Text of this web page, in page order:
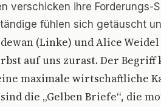
verschicken ihre Forderungs-
fühlen sich getäuscht
(Linke) und Alice
auf uns zurast. Der
maximale wirtschaftliche
die „Gelben Briefe“, die